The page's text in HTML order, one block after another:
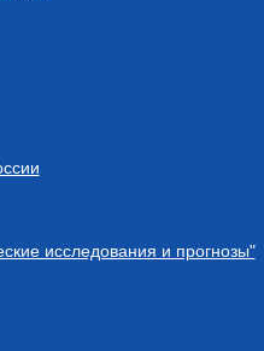
исследования и прогнозы"